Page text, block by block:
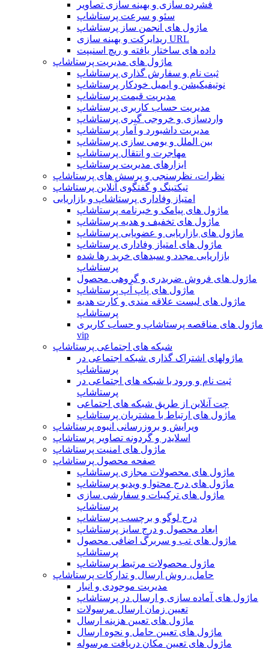
فشرده سازی و بهینه سازی تصاویر
سئو و سرعت پرستاشاپ
ماژول های انجمن ساز پرستاشاپ
ریدایرکت و بهینه سازی URL
داده های ساختار یافته و ریچ اسنیپت
ماژول های مدیریت پرستاشاپ
ثبت نام و سفارش گذاری پرستاشاپ
نوتیفیکیشن و ایمیل خودکار پرستاشاپ
مدیریت قیمت پرستاشاپ
مدیریت حساب کاربری پرستاشاپ
واردسازی و خروجی گیری پرستاشاپ
مدیریت داشبورد و آمار پرستاشاپ
بین الملل و بومی سازی پرستاشاپ
مهاجرت و انتقال پرستاشاپ
ابزارهای مدیریت پرستاشاپ
نظرات، نظرسنجی و پرسش های پرستاشاپ
تیکتینگ و گفتگوی آنلاین پرستاشاپ
امتیاز وفاداری پرستاشاپ و بازاریابی
ماژول های پیامک و خبرنامه پرستاشاپ
ماژول های تخفیف و هدیه پرستاشاپ
ماژول های بازاریابی و عضویابی پرستاشاپ
ماژول های امتیاز وفاداری پرستاشاپ
بازاریابی مجدد و سبدهای خرید رها شده
پرستاشاپ
ماژول های فروش ضربدری و گروهی محصول
ماژول های پاپ آپ پرستاشاپ
ماژول های لیست علاقه مندی و کارت هدیه
پرستاشاپ
ماژول های مناقصه پرستاشاپ و حساب کاربری
vip
شبکه های اجتماعی پرستاشاپ
ماژولهای اشتراک‌ گذاری شبکه اجتماعی در
پرستاشاپ
ثبت نام و ورود با شبکه های اجتماعی در
پرستاشاپ
چت آنلاین از طریق شبکه های اجتماعی
ماژول های ارتباط با مشتریان پرستاشاپ
ویرایش و بروزرسانی انبوه پرستاشاپ
اسلایدر و گردونه تصاویر پرستاشاپ
ماژول های امنیت پرستاشاپ
صفحه محصول پرستاشاپ
ماژول های محصولات مجازی پرستاشاپ
ماژول های درج محتوا و ویدیو پرستاشاپ
ماژول های ترکیبات و سفارشی سازی
پرستاشاپ
درج لوگو و برچسب پرستاشاپ
ابعاد محصول و درج سایز پرستاشاپ
ماژول های تب و سربرگ اضافی محصول
پرستاشاپ
ماژول محصولات مرتبط پرستاشاپ
حامل، روش ارسال و تدارکات پرستاشاپ
مدیریت موجودی و انبار
ماژول های آماده سازی و ارسال در پرستاشاپ
تعیین زمان ارسال مرسولات
ماژول های تعیین هزینه ارسال
ماژول های تعیین حامل و نحوه ارسال
ماژول های تعیین مکان دریافت مرسوله